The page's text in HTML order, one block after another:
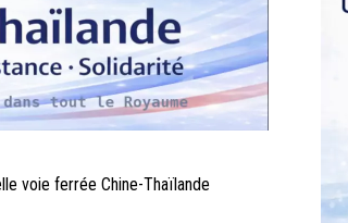
Thaïlande
voie ferrée Chine-Thaïlande